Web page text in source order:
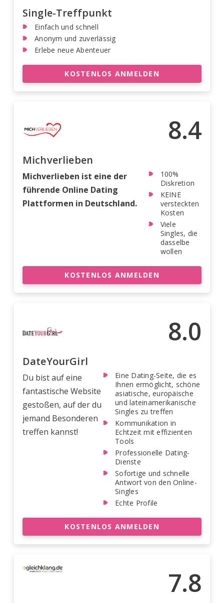
Single-Treffpunkt
Einfach und schnell
Anonym und zuverlässig
Erlebe neue Abenteuer
KOSTENLOS ANMELDEN
8.4
Michverlieben
Michverlieben ist eine der
führende Online Dating
Plattformen in Deutschland.
100%
Diskretion
KEINE
versteckten
Kosten
Viele
Singles, die
dasselbe
wollen
KOSTENLOS ANMELDEN
8.0
DateYourGirl
Du bist auf eine
fantastische Website
gestoßen, auf der du
jemand Besonderen
treffen kannst!
Eine Dating-Seite, die es
Ihnen ermöglicht, schöne
asiatische, europäische
und lateinamerikanische
Singles zu treffen
Kommunikation in
Echtzeit mit effizienten
Tools
Professionelle Dating-
Dienste
Sofortige und schnelle
Antwort von den Online-
Singles
Echte Profile
KOSTENLOS ANMELDEN
7.8